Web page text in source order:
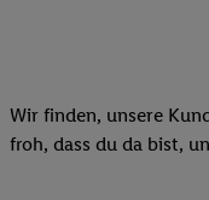
Wir finden, unsere
froh, dass du da bist,